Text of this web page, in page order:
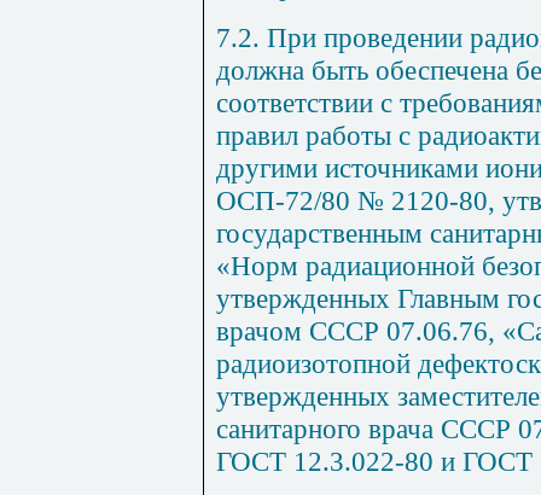
7.2. При проведении
должна быть обеспечена
соответствии с
правил работы с
другими источниками
ОСП-72/80 № 2120-80,
государственным
«Норм радиационной
утвержденных Главным
врачом СССР 07.06.76,
радиоизотопной
утвержденных
санитарного врача СССР
ГОСТ 12.3.022-80 и ГОСТ